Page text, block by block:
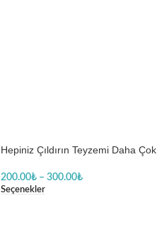
Hepiniz Çıldırın Teyzemi Daha Çok
200.00₺ – 300.00₺
Seçenekler